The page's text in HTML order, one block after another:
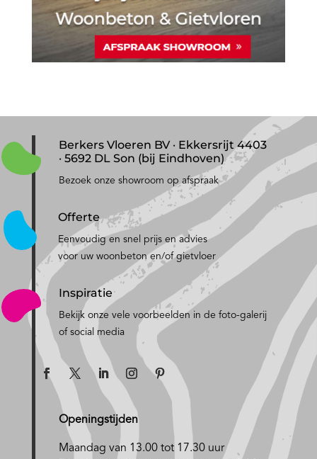
Berkers Vloeren BV · Ekkersrijt 4403
· 5692 DL Son (bij Eindhoven)
Bezoek onze showroom op afspraak
Offerte
Eenvoudig en snel prijs en advies
voor uw woonbeton en/of gietvloer
Inspiratie
Bekijk onze vele voorbeelden in de foto-galerij
of social media
Openingstijden
Maandag van 13.00 tot 17.30 uur